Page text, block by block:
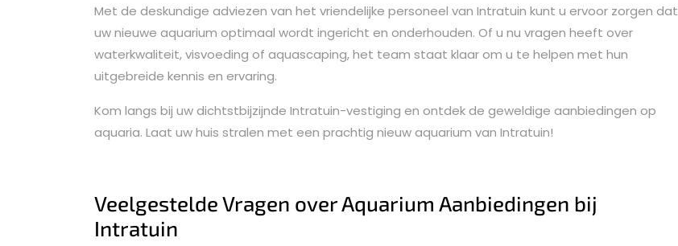
Met de deskundige adviezen van het vriendelijke personeel van Intratuin kunt u ervoor zorgen dat
uw nieuwe aquarium optimaal wordt ingericht en onderhouden. Of u nu vragen heeft over
waterkwaliteit, visvoeding of aquascaping, het team staat klaar om u te helpen met hun
uitgebreide kennis en ervaring.
Kom langs bij uw dichtstbijzijnde Intratuin-vestiging en ontdek de geweldige aanbiedingen op
aquaria. Laat uw huis stralen met een prachtig nieuw aquarium van Intratuin!
Veelgestelde Vragen over Aquarium Aanbiedingen bij
Intratuin